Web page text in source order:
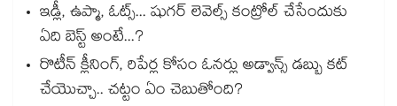
ఇడ్లీ, ఉప్మా, ఓట్స్... షుగర్ లెవెల్స్ కంట్రోల్ చేసేందుకు
ఏది బెస్ట్ అంటే...?
రొటీన్ క్లీనింగ్, రిపేర్ల కోసం ఓనర్లు అడ్వాన్స్ డబ్బు కట్
చేయెుచ్చా.. చట్టం ఏం చెబుతోంది?